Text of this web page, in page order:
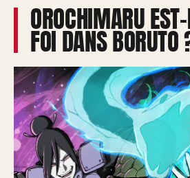
OROCHIMARU
FOI DANS BORUTO